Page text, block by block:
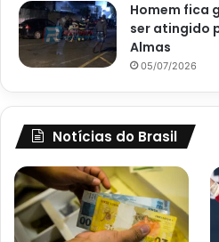
Homem fica
ser atingido
Almas
05/07/2026
Notícias do Brasil